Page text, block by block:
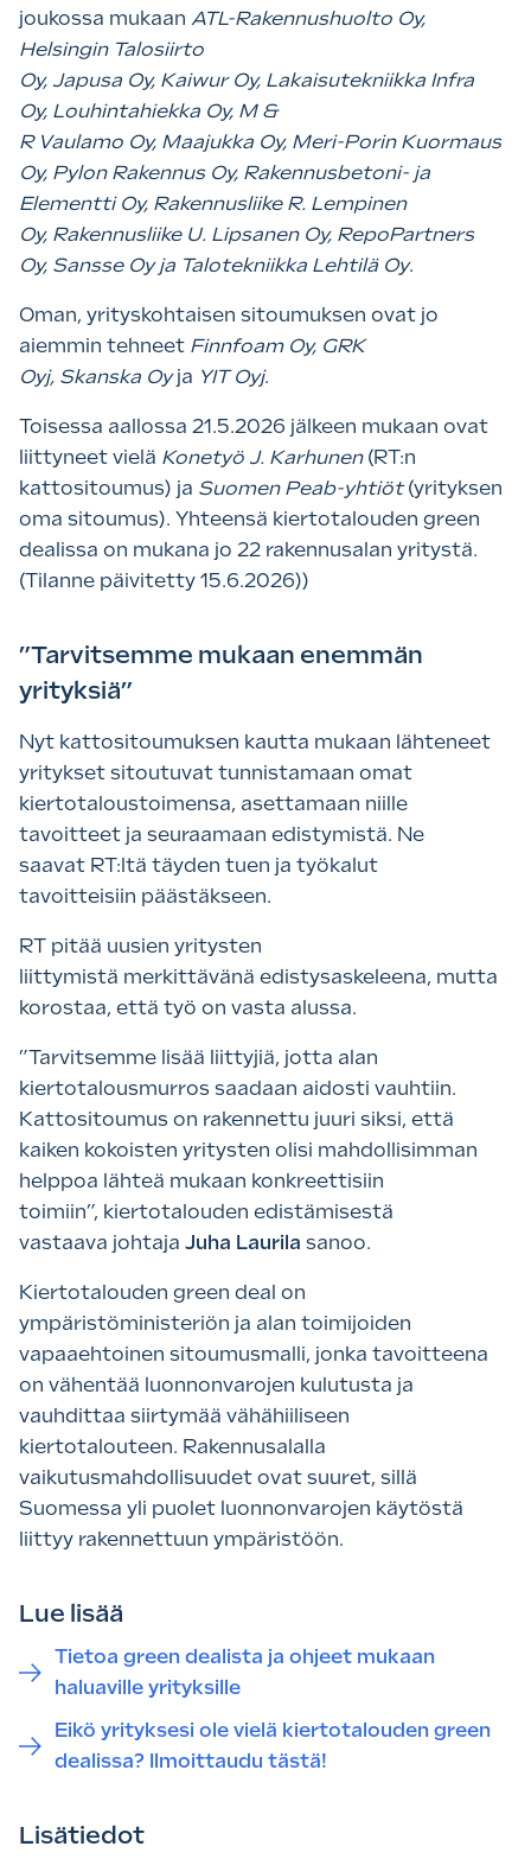
joukossa mukaan ATL-Rakennushuolto Oy,
Helsingin Talosiirto
Oy, Japusa Oy, Kaiwur Oy, Lakaisutekniikka Infra
Oy, Louhintahiekka Oy, M &
R Vaulamo Oy, Maajukka Oy, Meri-Porin Kuormaus
Oy, Pylon Rakennus Oy, Rakennusbetoni- ja
Elementti Oy, Rakennusliike R. Lempinen
Oy, Rakennusliike U. Lipsanen Oy, RepoPartners
Oy, Sansse Oy ja Talotekniikka Lehtilä Oy.
Oman, yrityskohtaisen sitoumuksen ovat jo
aiemmin tehneet Finnfoam Oy, GRK
Oyj, Skanska Oyja YIT Oyj.
Toisessa aallossa 21.5.2026 jälkeen mukaan ovat
liittyneet vielä Konetyö J. Karhunen(RT:n
kattositoumus) ja Suomen Peab-yhtiöt(yrityksen
oma sitoumus). Yhteensä kiertotalouden green
dealissa on mukana jo 22 rakennusalan yritystä.
(Tilanne päivitetty 15.6.2026))
”Tarvitsemme mukaan enemmän
yrityksiä”
Nyt kattositoumuksen kautta mukaan lähteneet
yritykset sitoutuvat tunnistamaan omat
kiertotaloustoimensa, asettamaan niille
tavoitteet ja seuraamaan edistymistä. Ne
saavat RT:ltä täyden tuen ja työkalut
tavoitteisiin päästäkseen.
RT pitää uusien yritysten
liittymistä merkittävänä edistysaskeleena, mutta
korostaa, että työ on vasta alussa.
”Tarvitsemme lisää liittyjiä, jotta alan
kiertotalousmurros saadaan aidosti vauhtiin.
Kattositoumus on rakennettu juuri siksi, että
kaiken kokoisten yritysten olisi mahdollisimman
helppoa lähteä mukaan konkreettisiin
toimiin”, kiertotalouden edistämisestä
vastaava johtaja Juha Laurila sanoo.
Kiertotalouden green deal on
ympäristöministeriön ja alan toimijoiden
vapaaehtoinen sitoumusmalli, jonka tavoitteena
on vähentää luonnonvarojen kulutusta ja
vauhdittaa siirtymää vähähiiliseen
kiertotalouteen. Rakennusalalla
vaikutusmahdollisuudet ovat suuret, sillä
Suomessa yli puolet luonnonvarojen käytöstä
liittyy rakennettuun ympäristöön.
Lue lisää
Tietoa green dealista ja ohjeet mukaan
haluaville yrityksille
Eikö yrityksesi ole vielä kiertotalouden green
dealissa? Ilmoittaudu tästä!
Lisätiedot